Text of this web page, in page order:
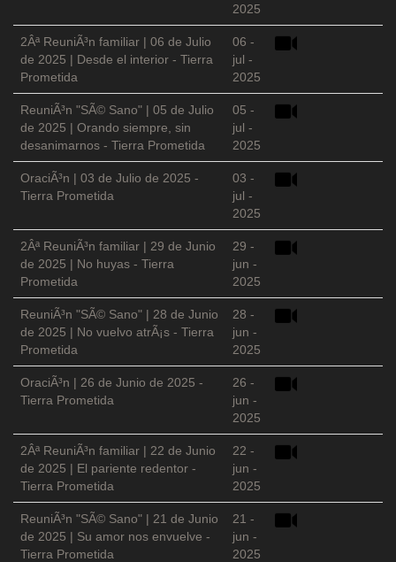
2025
2Âª ReuniÃ³n familiar | 06 de Julio
de 2025 | Desde el interior - Tierra
Prometida
06 -
jul -
2025
ReuniÃ³n "SÃ© Sano" | 05 de Julio
de 2025 | Orando siempre, sin
desanimarnos - Tierra Prometida
05 -
jul -
2025
OraciÃ³n | 03 de Julio de 2025 -
Tierra Prometida
03 -
jul -
2025
2Âª ReuniÃ³n familiar | 29 de Junio
de 2025 | No huyas - Tierra
Prometida
29 -
jun -
2025
ReuniÃ³n "SÃ© Sano" | 28 de Junio
de 2025 | No vuelvo atrÃ¡s - Tierra
Prometida
28 -
jun -
2025
OraciÃ³n | 26 de Junio de 2025 -
Tierra Prometida
26 -
jun -
2025
2Âª ReuniÃ³n familiar | 22 de Junio
de 2025 | El pariente redentor -
Tierra Prometida
22 -
jun -
2025
ReuniÃ³n "SÃ© Sano" | 21 de Junio
de 2025 | Su amor nos envuelve -
Tierra Prometida
21 -
jun -
2025